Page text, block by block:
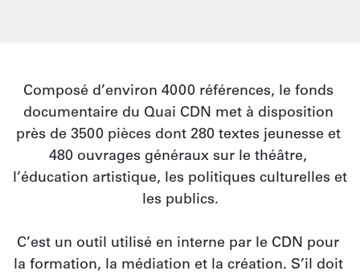
Composé d’environ 4000 références, le fonds
documentaire du Quai CDN met à disposition
près de 3500 pièces dont 280 textes jeunesse et
480 ouvrages généraux sur le théâtre,
l’éducation artistique, les politiques culturelles et
les publics.
C’est un outil utilisé en interne par le CDN pour
la formation, la médiation et la création. S’il doit